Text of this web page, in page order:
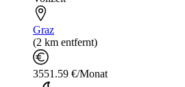
Graz
(2 km entfernt)
3551.59 €/Monat